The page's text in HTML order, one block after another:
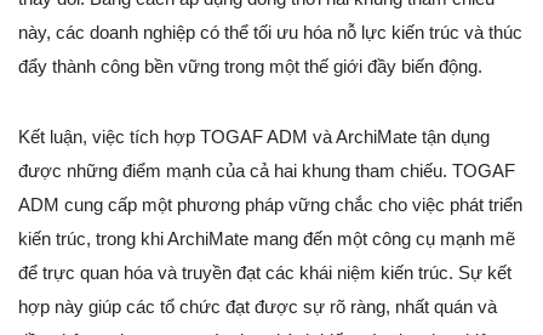
này, các doanh nghiệp có thể tối ưu hóa nỗ lực kiến trúc và thúc
đẩy thành công bền vững trong một thế giới đầy biến động.
Kết luận, việc tích hợp TOGAF ADM và ArchiMate tận dụng
được những điểm mạnh của cả hai khung tham chiếu. TOGAF
ADM cung cấp một phương pháp vững chắc cho việc phát triển
kiến trúc, trong khi ArchiMate mang đến một công cụ mạnh mẽ
để trực quan hóa và truyền đạt các khái niệm kiến trúc. Sự kết
hợp này giúp các tổ chức đạt được sự rõ ràng, nhất quán và